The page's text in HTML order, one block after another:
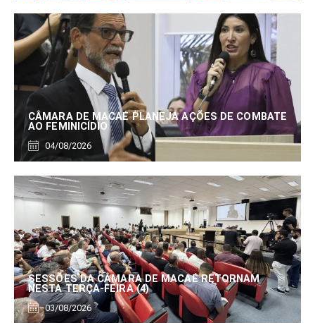
CÂMARA DE MACAÉ PLANEJA AÇÕES DE COMBATE
AO FEMINICÍDIO
04/08/2026
SESSÕES DA CÂMARA DE MACAÉ RETORNAM
NESTA TERÇA-FEIRA (4)
03/08/2026